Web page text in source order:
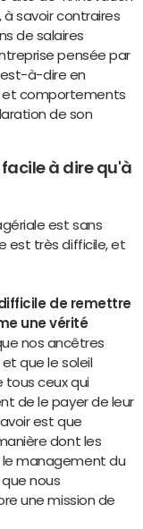
à savoir contraires
de salaires
pensée par
à-dire en
et comportements
de son
à dire qu'à
est sans
est très difficile, et
de remettre
une vérité
nos ancêtres
que le soleil
ceux qui
de le payer de leur
est que
dont les
le management du
nous
une mission de